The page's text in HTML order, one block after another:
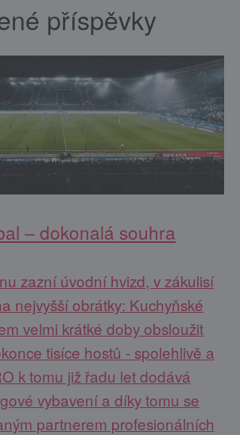
příspěvky
– dokonalá souhra
zazní úvodní hvizd, v zákulisí
nejvyšší obrátky: Kuchyňské
velmi krátké doby obsloužit
tisíce hostů - spolehlivě a
k tomu již řadu let dodává
vybavení a díky tomu se
partnerem profesionálních